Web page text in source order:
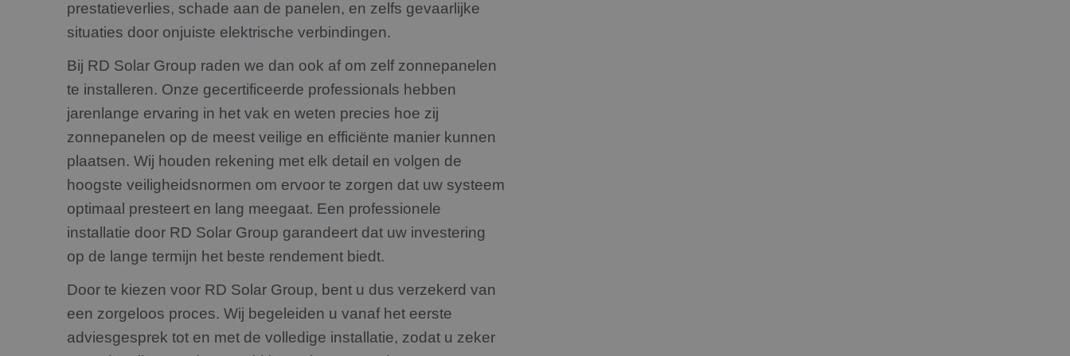
prestatieverlies, schade aan de panelen, en zelfs gevaarlijke
situaties door onjuiste elektrische verbindingen.
Bij RD Solar Group raden we dan ook af om zelf zonnepanelen
te installeren. Onze gecertificeerde professionals hebben
jarenlange ervaring in het vak en weten precies hoe zij
zonnepanelen op de meest veilige en efficiënte manier kunnen
plaatsen. Wij houden rekening met elk detail en volgen de
hoogste veiligheidsnormen om ervoor te zorgen dat uw systeem
optimaal presteert en lang meegaat. Een professionele
installatie door RD Solar Group garandeert dat uw investering
op de lange termijn het beste rendement biedt.
Door te kiezen voor RD Solar Group, bent u dus verzekerd van
een zorgeloos proces. Wij begeleiden u vanaf het eerste
adviesgesprek tot en met de volledige installatie, zodat u zeker
_clck
.rdsolargroup.nl
11 maanden
4 weken